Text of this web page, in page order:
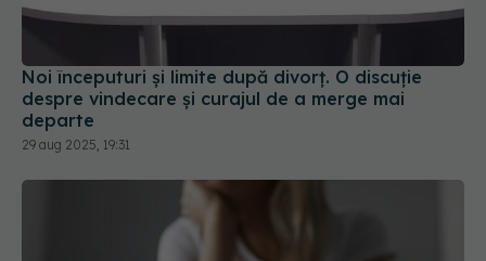
Noi începuturi și limite după divorț. O discuție
despre vindecare și curajul de a merge mai
departe
29 aug 2025, 19:31